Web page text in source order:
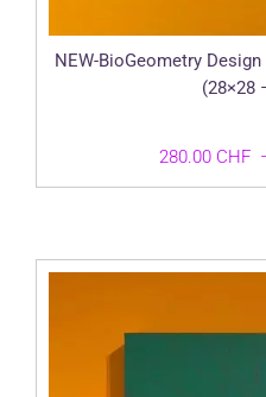
NEW-BioGeometry Design
(28×28
280.00 CHF